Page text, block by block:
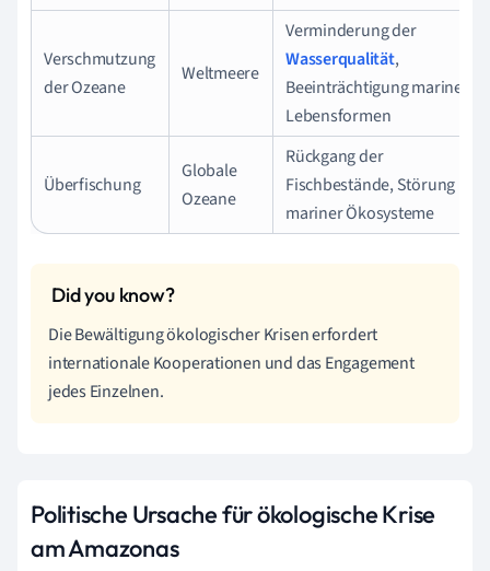
Verschmutzung
der Ozeane
Weltmeere
Verminderung der
Wasserqualität,
Beeinträchtigung mariner
Lebensformen
Überfischung
Globale
Ozeane
Rückgang der
Fischbestände, Störung
mariner Ökosysteme
Die Bewältigung ökologischer Krisen erfordert
internationale Kooperationen und das Engagement
jedes Einzelnen.
Politische Ursache für ökologische Krise
am Amazonas